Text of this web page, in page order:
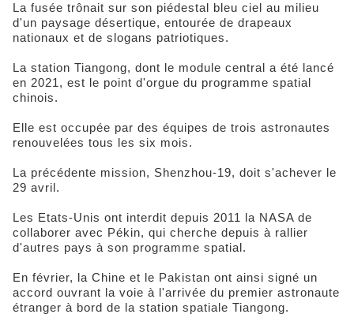
La fusée trônait sur son piédestal bleu ciel au milieu
d'un paysage désertique, entourée de drapeaux
nationaux et de slogans patriotiques.
La station Tiangong, dont le module central a été lancé
en 2021, est le point d'orgue du programme spatial
chinois.
Elle est occupée par des équipes de trois astronautes
renouvelées tous les six mois.
La précédente mission, Shenzhou-19, doit s'achever le
29 avril.
Les Etats-Unis ont interdit depuis 2011 la NASA de
collaborer avec Pékin, qui cherche depuis à rallier
d'autres pays à son programme spatial.
En février, la Chine et le Pakistan ont ainsi signé un
accord ouvrant la voie à l'arrivée du premier astronaute
étranger à bord de la station spatiale Tiangong.